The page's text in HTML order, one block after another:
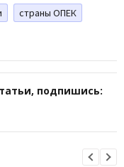
страны ОПЕК
подпишись: